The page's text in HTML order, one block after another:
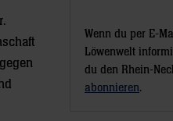
Wenn du per E-
Löwenwelt
du den Rhein-
abonnieren.